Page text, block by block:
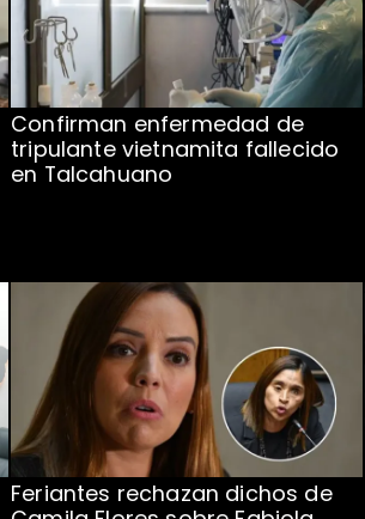
Confirman enfermedad de
tripulante vietnamita fallecido
en Talcahuano
Feriantes rechazan dichos de